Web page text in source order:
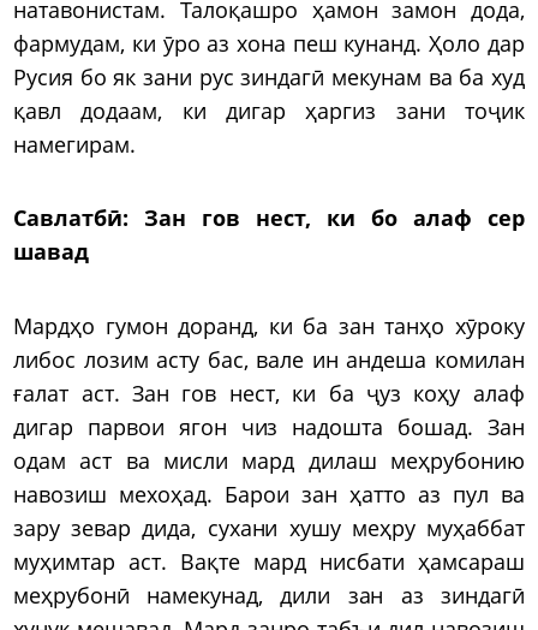
натавонистам. Талоқашро ҳамон замон дода,
фармудам, ки ӯро аз хона пеш кунанд. Ҳоло дар
Русия бо як зани рус зиндагӣ мекунам ва ба худ
қавл додаам, ки дигар ҳаргиз зани тоҷик
намегирам.
Савлатбӣ: Зан гов нест, ки бо алаф сер
шавад
Мардҳо гумон доранд, ки ба зан танҳо хӯроку
либос лозим асту бас, вале ин андеша комилан
ғалат аст. Зан гов нест, ки ба ҷуз коҳу алаф
дигар парвои ягон чиз надошта бошад. Зан
одам аст ва мисли мард дилаш меҳрубонию
навозиш мехоҳад. Барои зан ҳатто аз пул ва
зару зевар дида, сухани хушу меҳру муҳаббат
муҳимтар аст. Вақте мард нисбати ҳамсараш
меҳрубонӣ намекунад, дили зан аз зиндагӣ